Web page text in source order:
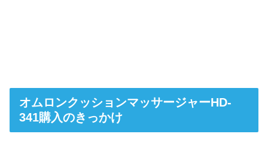
オムロンクッションマッサージャーHD-
341購入のきっかけ